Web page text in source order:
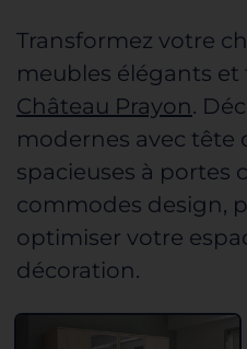
Transformez votre
meubles élégants
Château Prayon.
modernes avec tête
spacieuses à portes
commodes design,
optimiser votre
décoration.